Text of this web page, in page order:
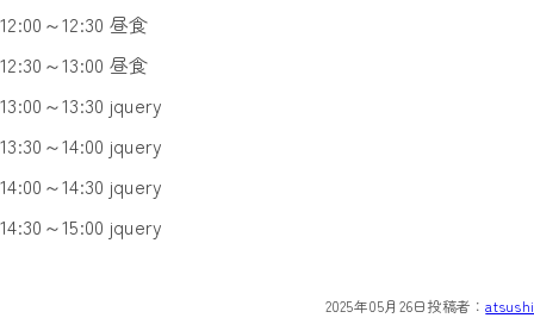
12:00～12:30 昼食
12:30～13:00 昼食
13:00～13:30 jquery
13:30～14:00 jquery
14:00～14:30 jquery
14:30～15:00 jquery
2025年05月26日投稿者：atsushi